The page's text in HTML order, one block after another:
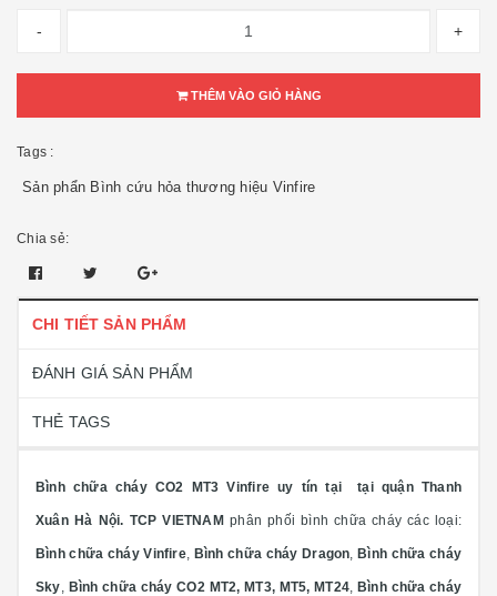
- +
THÊM VÀO GIỎ HÀNG
Tags :
Sản phẩn Bình cứu hỏa thương hiệu Vinfire
Chia sẻ:
CHI TIẾT SẢN PHẨM
ĐÁNH GIÁ SẢN PHẨM
THẺ TAGS
Bình chữa cháy CO2 MT3 Vinfire uy tín tại tại quận Thanh
Xuân Hà Nội. TCP VIETNAM phân phối bình chữa cháy các loại:
Bình chữa cháy Vinfire, Bình chữa cháy Dragon, Bình chữa cháy
Sky, Bình chữa cháy CO2 MT2, MT3, MT5, MT24, Bình chữa cháy